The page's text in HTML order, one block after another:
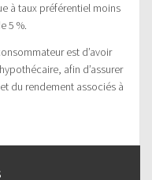
à taux préférentiel moins
5 %.
est d’avoir
afin d’assurer
du rendement associés à